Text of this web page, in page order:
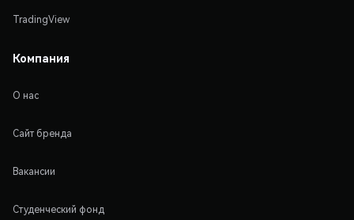
TradingView
Компания
О нас
Сайт бренда
Вакансии
Студенческий фонд